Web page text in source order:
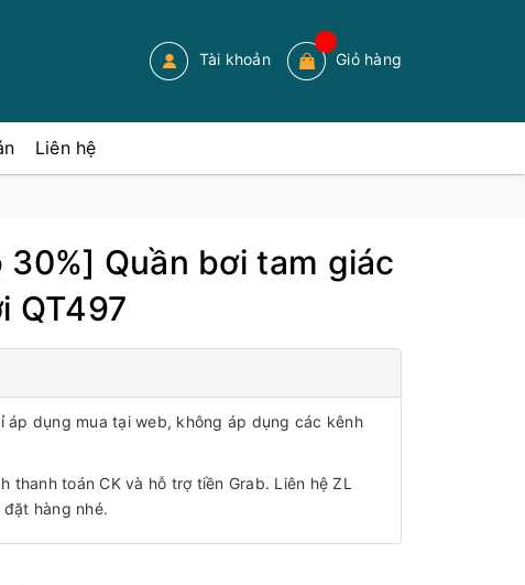
Tài khoản Giỏ hàng
Liên hệ
30%] Quần bơi tam giác
QT497
áp dụng mua tại web, không áp dụng các kênh
thanh toán CK và hỗ trợ tiền Grab. Liên hệ ZL
hàng nhé.